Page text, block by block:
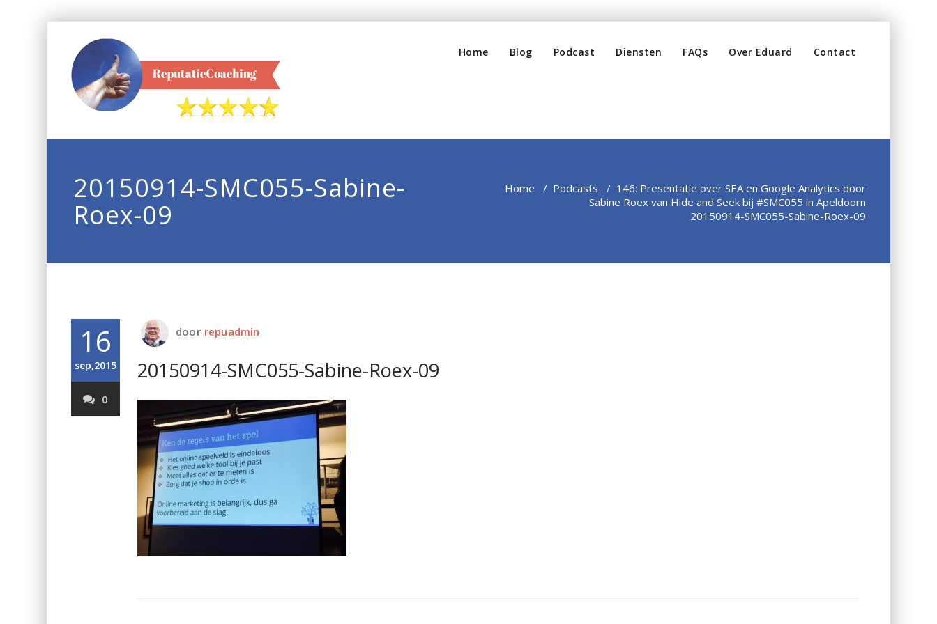
Home Blog Podcast Diensten FAQs Over Eduard Contact
20150914-SMC055-Sabine-
Roex-09
Home / Podcasts / 146: Presentatie over SEA en Google Analytics door
Sabine Roex van Hide and Seek bij #SMC055 in Apeldoorn
20150914-SMC055-Sabine-Roex-09
16
sep,2015
0
door repuadmin
20150914-SMC055-Sabine-Roex-09